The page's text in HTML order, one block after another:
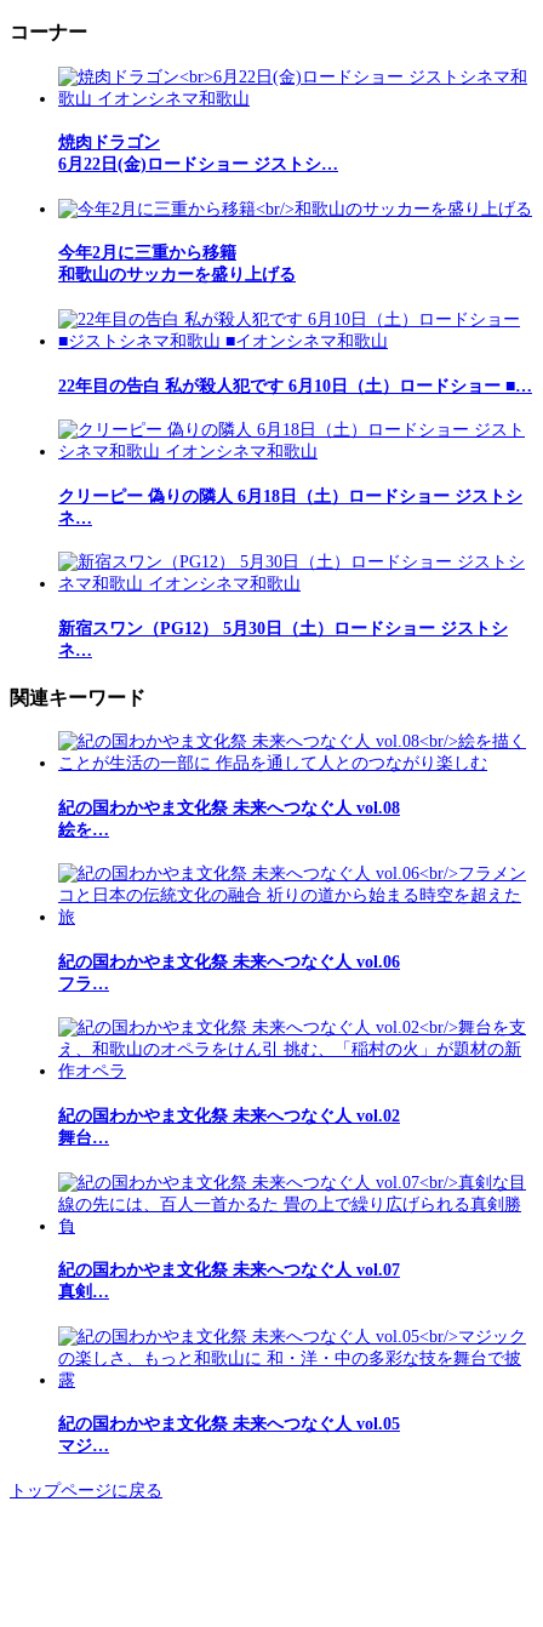
コーナー
焼肉ドラゴン
6月22日(金)ロードショー ジストシ…
今年2月に三重から移籍
和歌山のサッカーを盛り上げる
22年目の告白 私が殺人犯です 6月10日（土）ロードショー ■…
クリーピー 偽りの隣人 6月18日（土）ロードショー ジストシ
ネ…
新宿スワン（PG12） 5月30日（土）ロードショー ジストシ
ネ…
関連キーワード
紀の国わかやま文化祭 未来へつなぐ人 vol.08
絵を…
紀の国わかやま文化祭 未来へつなぐ人 vol.06
フラ…
紀の国わかやま文化祭 未来へつなぐ人 vol.02
舞台…
紀の国わかやま文化祭 未来へつなぐ人 vol.07
真剣…
紀の国わかやま文化祭 未来へつなぐ人 vol.05
マジ…
トップページに戻る